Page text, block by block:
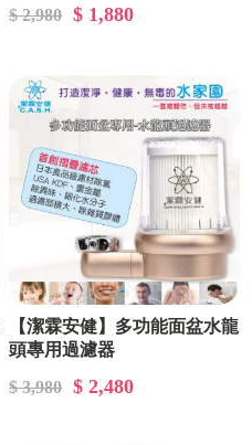
$ 2,980
$ 1,880
【潔霖安健】多功能面盆水龍
頭專用過濾器
$ 3,980
$ 2,480